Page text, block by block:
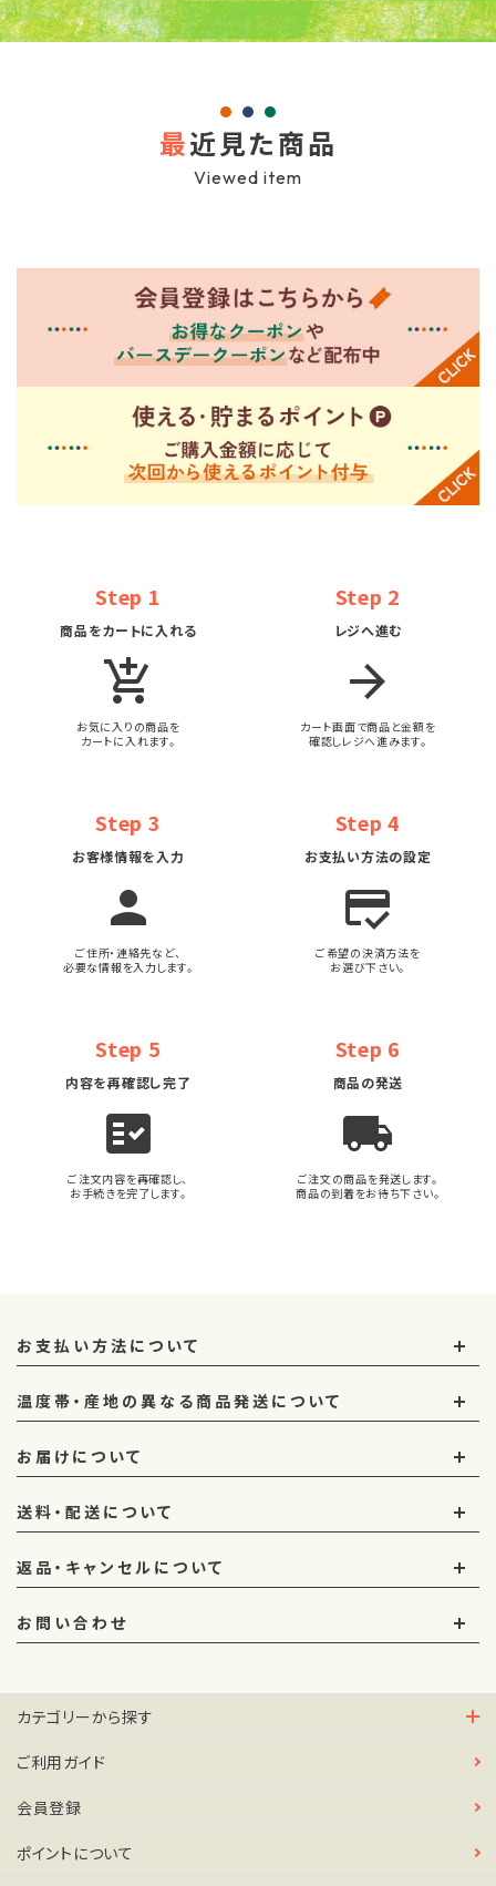
最近見た商品
Viewed item
Step 1
商品をカートに入れる
add_shopping_cart
お気に入りの商品を
カートに入れます。
Step 2
レジへ進む
arrow_forward
カート画面で商品と金額を
確認しレジへ進みます。
Step 3
お客様情報を入力
person
ご住所・連絡先など、
必要な情報を入力します。
Step 4
お支払い方法の設定
credit_score
ご希望の決済方法を
お選び下さい。
Step 5
内容を再確認し完了
fact_check
ご注文内容を再確認し、
お手続きを完了します。
Step 6
商品の発送
local_shipping
ご注文の商品を発送します。
商品の到着をお待ち下さい。
お支払い方法について
送料・配送について
返品・キャンセルについて
お問い合わせ
温度帯・産地の異なる商品発送について
お届けについて
カテゴリーから探す
ご利用ガイド
会員登録
ポイントについて